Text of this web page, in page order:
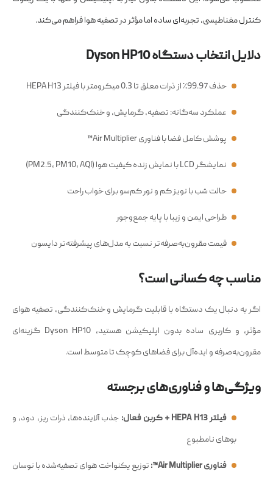
کنترل مغناطیسی، تجربه‌ای ساده اما مؤثر در تصفیه هوا فراهم می‌کند.
دلایل انتخاب دستگاه Dyson HP10
حذف 99.97٪ از ذرات معلق تا 0.3 میکرومتر با فیلتر HEPA H13
عملکرد سه‌گانه: تصفیه، گرمایش، و خنک‌کنندگی
پوشش کامل فضا با فناوری Air Multiplier™
نمایشگر LCD با نمایش زنده کیفیت هوا (PM2.5، PM10، AQI)
حالت شب با نویز کم و نور کم‌سو برای خواب راحت
طراحی ایمن و زیبا با پایه جمع‌وجور
قیمت مقرون‌به‌صرفه‌تر نسبت به مدل‌های پیشرفته‌تر دایسون
مناسب چه کسانی است؟
اگر به دنبال یک دستگاه با قابلیت گرمایش و خنک‌کنندگی، تصفیه هوای
مؤثر، و کاربری ساده بدون اپلیکیشن هستید، Dyson HP10 گزینه‌ای
مقرون‌به‌صرفه و ایده‌آل برای فضاهای کوچک تا متوسط است.
ویژگی‌ها و فناوری‌های برجسته
فیلتر HEPA H13 + کربن فعال:
جذب آلاینده‌ها، ذرات ریز، دود، و
بوهای نامطبوع
فناوری Air Multiplier™:
توزیع یکنواخت هوای تصفیه‌شده با نوسان